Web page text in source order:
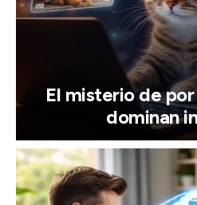
El misterio de
dominan